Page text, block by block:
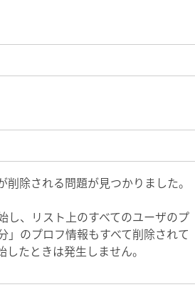
除される問題が見つかりました。
し、リスト上のすべてのユーザのプ
」のプロフ情報もすべて削除されて
たときは発生しません。